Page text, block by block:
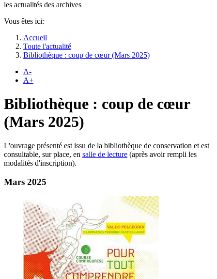
les actualités des archives
Vous êtes ici:
Accueil
Toute l'actualité
Bibliothèque : coup de cœur (Mars 2025)
A-
A+
Bibliothèque : coup de cœur
(Mars 2025)
L'ouvrage présenté est issu de la bibliothèque de conservation et est
consultable, sur place, en salle de lecture (après avoir rempli les
modalités d'inscription).
Mars 2025